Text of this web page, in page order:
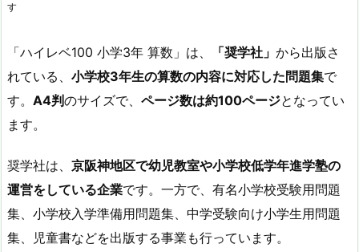
す
「ハイレベ100 小学3年 算数」は、 「奨学社」 から出版さ
れている、 小学校3年生の算数の内容に対応した問題集で
す。 A4判のサイズで、 ページ数は約100ページとなってい
ます。
奨学社は、 京阪神地区で幼児教室や小学校低学年進学塾の
運営をしている企業です。一方で、有名小学校受験用問題
集、小学校入学準備用問題集、中学受験向け小学生用問題
集、児童書などを出版する事業も行っています。